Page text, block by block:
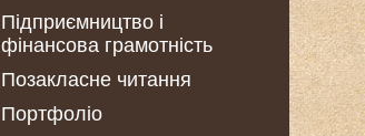
Підприємництво і
фінансова грамотність
Позакласне читання
Портфоліо